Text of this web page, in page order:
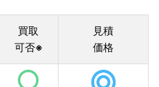
買取
可否※
見積
価格